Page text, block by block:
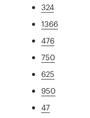
324
1366
476
750
625
950
47